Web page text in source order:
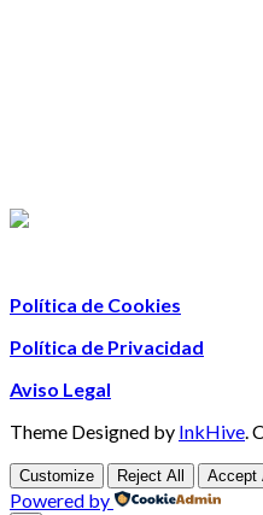
Política de Cookies
Política de Privacidad
Aviso Legal
Theme Designed by InkHive.
Customize Reject All Accept
Powered by